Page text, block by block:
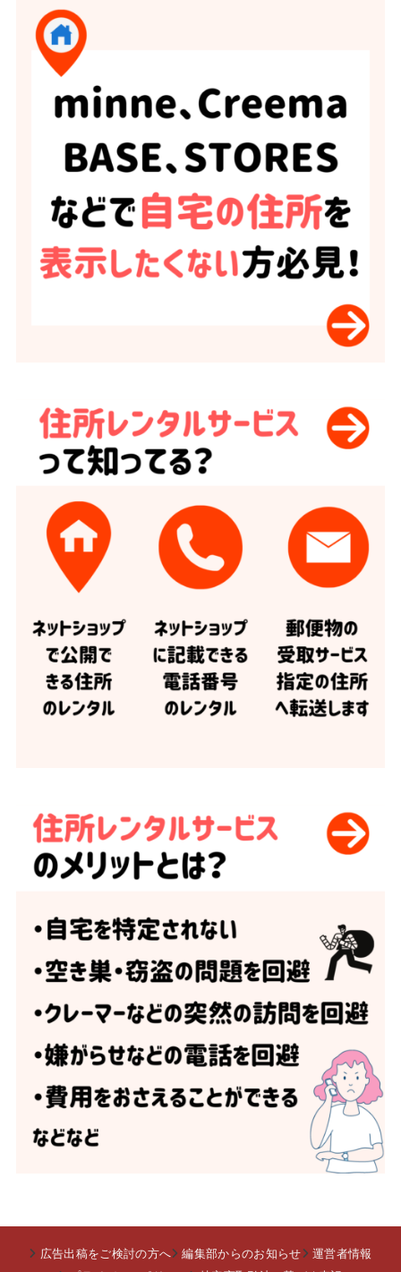
広告出稿をご検討の方へ 編集部からのお知らせ
運営者情報